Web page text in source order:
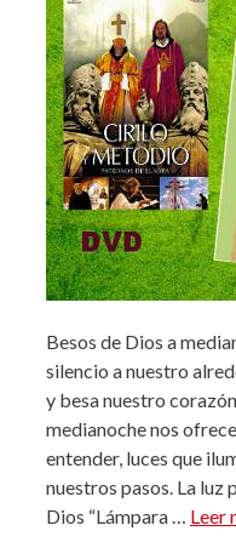
Besos de Dios a
silencio a nuestro
y besa nuestro
medianoche nos
entender, luces que
nuestros pasos. La luz
Dios “Lámpara … Leer